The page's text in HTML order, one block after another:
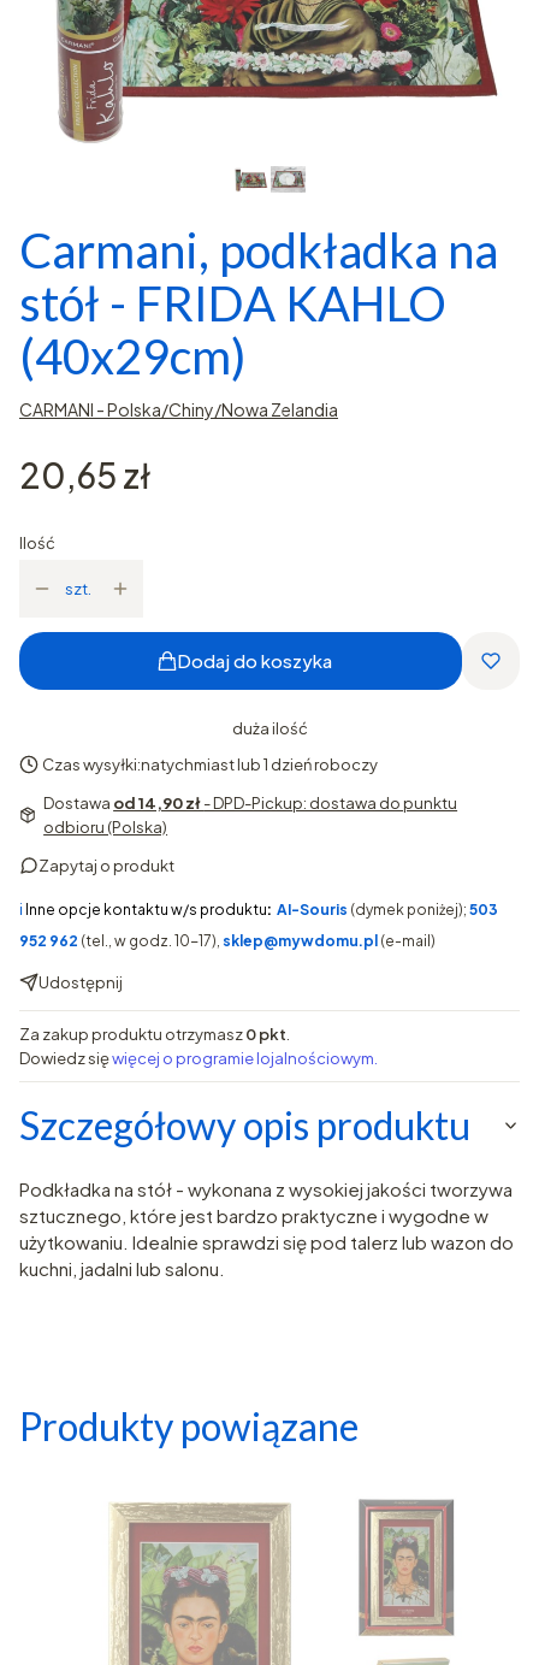
Carmani, podkładka na
stół - FRIDA KAHLO
(40x29cm)
CARMANI - Polska/Chiny/Nowa Zelandia
Cena
20,65 zł
Ilość
szt.
Dodaj do koszyka
duża ilość
Czas wysyłki:natychmiast lub 1 dzień roboczy
Dostawa od 14,90 zł- DPD-Pickup: dostawa do punktu
odbioru (Polska)
Zapytaj o produkt
ℹ️ Inne opcje kontaktu w/s produktu: AI-Souris (dymek poniżej); 503
952 962 (tel., w godz. 10-17), sklep@mywdomu.pl (e-mail)
Udostępnij
Za zakup produktu otrzymasz0 pkt
Dowiedz sięwięcej o programie lojalnościowym.
Szczegółowy opis produktu
Podkładka na stół - wykonana z wysokiej jakości tworzywa
sztucznego, które jest bardzo praktyczne i wygodne w
użytkowaniu. Idealnie sprawdzi się pod talerz lub wazon do
kuchni, jadalni lub salonu.
Produkty powiązane